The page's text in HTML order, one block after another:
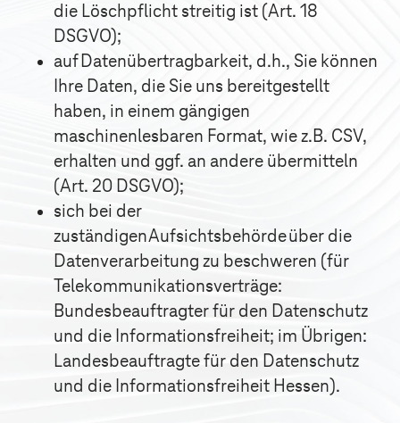
die Löschpflicht streitig ist (Art. 18
DSGVO);
auf Datenübertragbarkeit, d.h., Sie können
Ihre Daten, die Sie uns bereitgestellt
haben, in einem gängigen
maschinenlesbaren Format, wie z.B. CSV,
erhalten und ggf. an andere übermitteln
(Art. 20 DSGVO);
sich bei der
zuständigen Aufsichtsbehörde über die
Datenverarbeitung zu beschweren (für
Telekommunikationsverträge:
Bundesbeauftragter für den Datenschutz
und die Informationsfreiheit; im Übrigen:
Landesbeauftragte für den Datenschutz
und die Informationsfreiheit Hessen).